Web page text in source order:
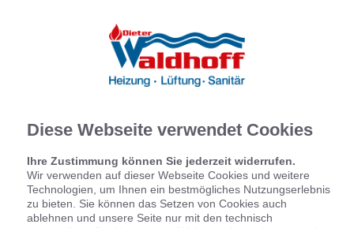
Diese Webseite verwendet Cookies
Ihre Zustimmung können Sie jederzeit widerrufen.
Wir verwenden auf dieser Webseite Cookies und weitere
Technologien, um Ihnen ein bestmögliches Nutzungserlebnis
zu bieten. Sie können das Setzen von Cookies auch
ablehnen und unsere Seite nur mit den technisch